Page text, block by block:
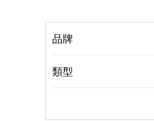
品牌
類型